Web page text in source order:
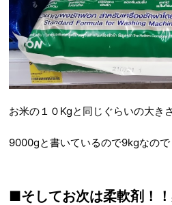
お米の１０Kgと同じぐらいの大き
9000gと書いているので9kgなので
■そしてお次は柔軟剤！